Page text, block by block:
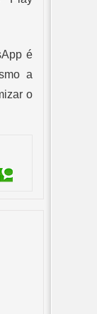
é
a
o